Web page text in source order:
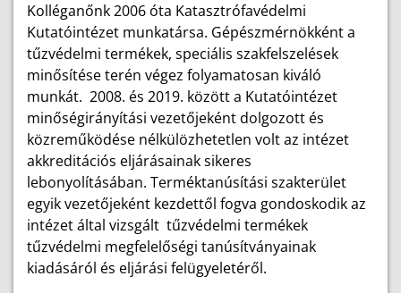
Kolléganőnk 2006 óta Katasztrófavédelmi
Kutatóintézet munkatársa. Gépészmérnökként a
tűzvédelmi termékek, speciális szakfelszelések
minősítése terén végez folyamatosan kiváló
munkát. 2008. és 2019. között a Kutatóintézet
minőségirányítási vezetőjeként dolgozott és
közreműködése nélkülözhetetlen volt az intézet
akkreditációs eljárásainak sikeres
lebonyolításában. Terméktanúsítási szakterület
egyik vezetőjeként kezdettől fogva gondoskodik az
intézet által vizsgált tűzvédelmi termékek
tűzvédelmi megfelelőségi tanúsítványainak
kiadásáról és eljárási felügyeletéről.